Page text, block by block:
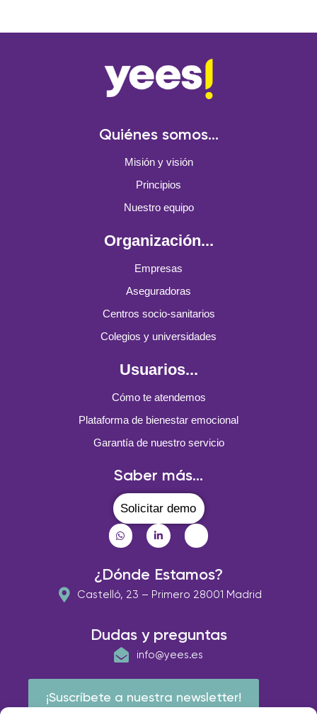
Quiénes somos...
Misión y visión
Principios
Nuestro equipo
Organización...
Empresas
Aseguradoras
Centros socio-sanitarios
Colegios y universidades
Usuarios...
Cómo te atendemos
Plataforma de bienestar emocional
Garantía de nuestro servicio
Saber más...
Solicitar demo
¿Dónde Estamos?
Castelló, 23 – Primero 28001 Madrid
Dudas y preguntas
info@yees.es
¡Suscríbete a nuestra newsletter!